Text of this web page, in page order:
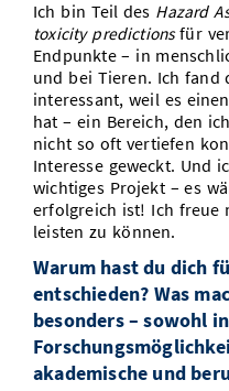
Ich bin Teil des Hazard
toxicity predictionsfür
Endpunkte – in
und bei Tieren. Ich fand
interessant, weil es
hat – ein Bereich, den
nicht so oft vertiefen
Interesse geweckt. Und
wichtiges Projekt – es
erfolgreich ist! Ich freue
leisten zu können.
Warum hast du dich
entschieden? Was
besonders – sowohl
akademische und